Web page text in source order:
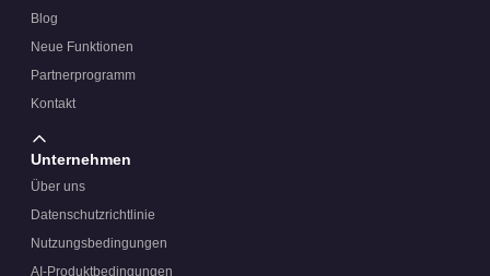
Blog
Neue Funktionen
Partnerprogramm
Kontakt
Unternehmen
Über uns
Datenschutzrichtlinie
Nutzungsbedingungen
AI-Produktbedingungen